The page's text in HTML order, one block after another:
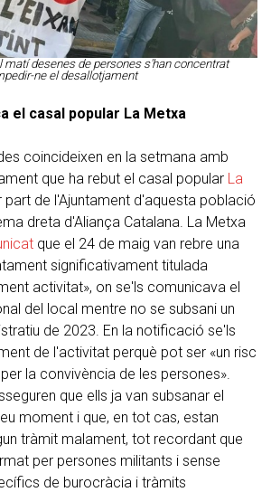
matí desenes de persones s'han concentrat
ne el desallotjament
el casal popular La Metxa
coincideixen en la setmana amb
que ha rebut el casal popular La
part de l'Ajuntament d'aquesta població
dreta d'Aliança Catalana. La Metxa
que el 24 de maig van rebre una
significativament titulada
activitat», on se'ls comunicava el
del local mentre no se subsani un
de 2023. En la notificació se'ls
de l'activitat perquè pot ser «un risc
la convivència de les persones».
que ells ja van subsanar el
moment i que, en tot cas, estan
tràmit malament, tot recordant que
per persones militants i sense
de burocràcia i tràmits